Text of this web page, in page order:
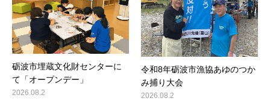
砺波市埋蔵文化財センターに
て「オープンデー」
2026.08.2
令和8年砺波市漁協あゆのつか
み捕り大会
2026.08.2